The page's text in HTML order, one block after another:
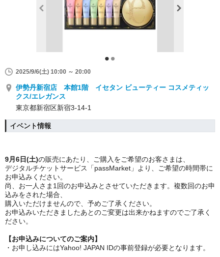
2025/9/6(土) 10:00 ～ 20:00
伊勢丹新宿店 本館1階 イセタン ビューティー コスメティッ
クス/エレガンス
東京都新宿区新宿3-14-1
イベント情報
9月6日(土)の販売にあたり、ご購入をご希望のお客さまは、
デジタルチケットサービス「passMarket」より、ご希望の時間帯に
お申込みください。
尚、お一人さま1回のお申込みとさせていただきます。複数回のお申
込みをされた場合、
購入いただけませんので、予めご了承ください。
お申込みいただきましたあとのご変更は出来かねますのでご了承く
ださい。
【お申込みについてのご案内】
・お申し込みにはYahoo! JAPAN IDの事前登録が必要となります。